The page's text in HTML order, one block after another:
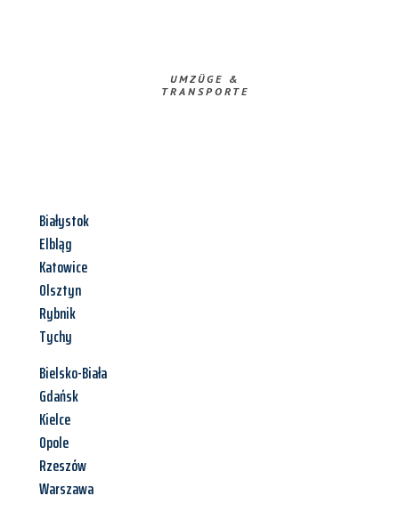
UMZÜGE &
TRANSPORTE
Białystok
Elbląg
Katowice
Olsztyn
Rybnik
Tychy
Bielsko-Biała
Gdańsk
Kielce
Opole
Rzeszów
Warszawa